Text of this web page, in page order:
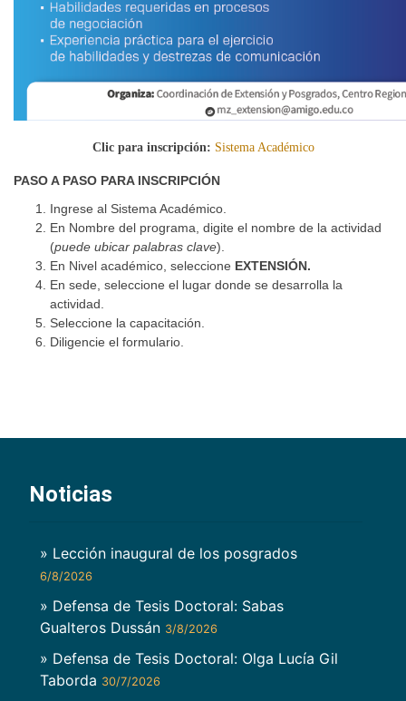
Clic para inscripción: Sistema Académico
PASO A PASO PARA INSCRIPCIÓN
Ingrese al Sistema Académico.
En Nombre del programa, digite el nombre de la actividad
(puede ubicar palabras clave).
En Nivel académico, seleccione EXTENSIÓN.
En sede, seleccione el lugar donde se desarrolla la
actividad.
Seleccione la capacitación.
Diligencie el formulario.
Noticias
» Lección inaugural de los posgrados
6/8/2026
» Defensa de Tesis Doctoral: Sabas
Gualteros Dussán 3/8/2026
» Defensa de Tesis Doctoral: Olga Lucía Gil
Taborda 30/7/2026